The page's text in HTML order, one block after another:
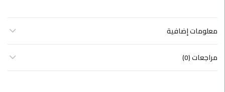
معلومات إضافية
مراجعات (0)